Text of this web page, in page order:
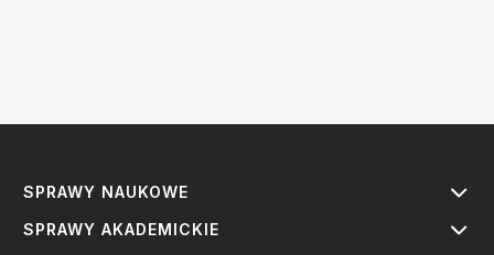
SPRAWY NAUKOWE
SPRAWY AKADEMICKIE